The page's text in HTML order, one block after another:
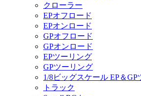
クローラー
EPオフロード
EPオンロード
GPオフロード
GPオンロード
EPツーリング
GPツーリング
1/8ビッグスケール EP＆
トラック